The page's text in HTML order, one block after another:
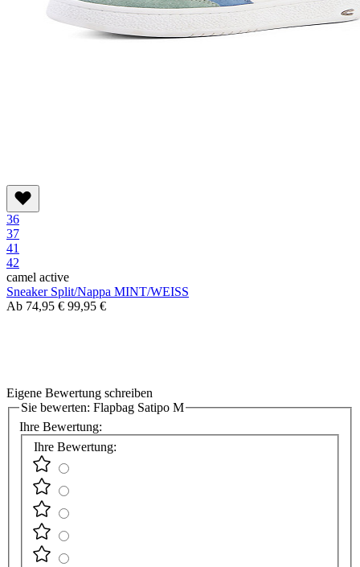
36
37
41
42
camel active
Sneaker Split/Nappa MINT/WEISS
Ab 74,95 € 99,95 €
Eigene Bewertung schreiben
Sie bewerten: Flapbag Satipo M
Ihre Bewertung:
Ihre Bewertung: